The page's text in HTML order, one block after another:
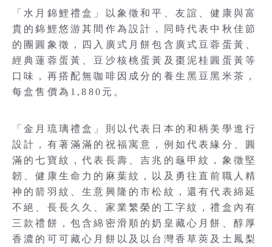
「水月錦鯉禮盒」以象徵和平、友誼、健康與富
貴的錦鯉悠游其間作為設計，同時代表中秋佳節
的團圓象徵，四入廣式月餅包含廣式豆蓉蛋黃、
經典蓮蓉蛋黃、豆沙核桃蛋黃及棗泥桂圓蛋黃等
口味，再搭配無咖啡因成分的養生黑豆黑米茶，
每盒售價為1,880元。
「金月琉璃禮盒」則以代表日本的和柄美學進行
設計，有著滿滿的祝福寓意，例如代表緣分、圓
滿的七寶紋，代表長壽、吉兆的龜甲紋，象徵堅
韌、健康生命力的麻葉紋，以及勇往直前職人精
神的箭羽紋、生意興隆的市松紋，還有代表綿延
不絕、長長久久、家業繁榮的工字紋，禮盒內有
三款禮餅，包含綿密滑順的奶皇藏心月餅、醇厚
香濃的可可藏心月餅以及以台灣香草莢及土鳳梨